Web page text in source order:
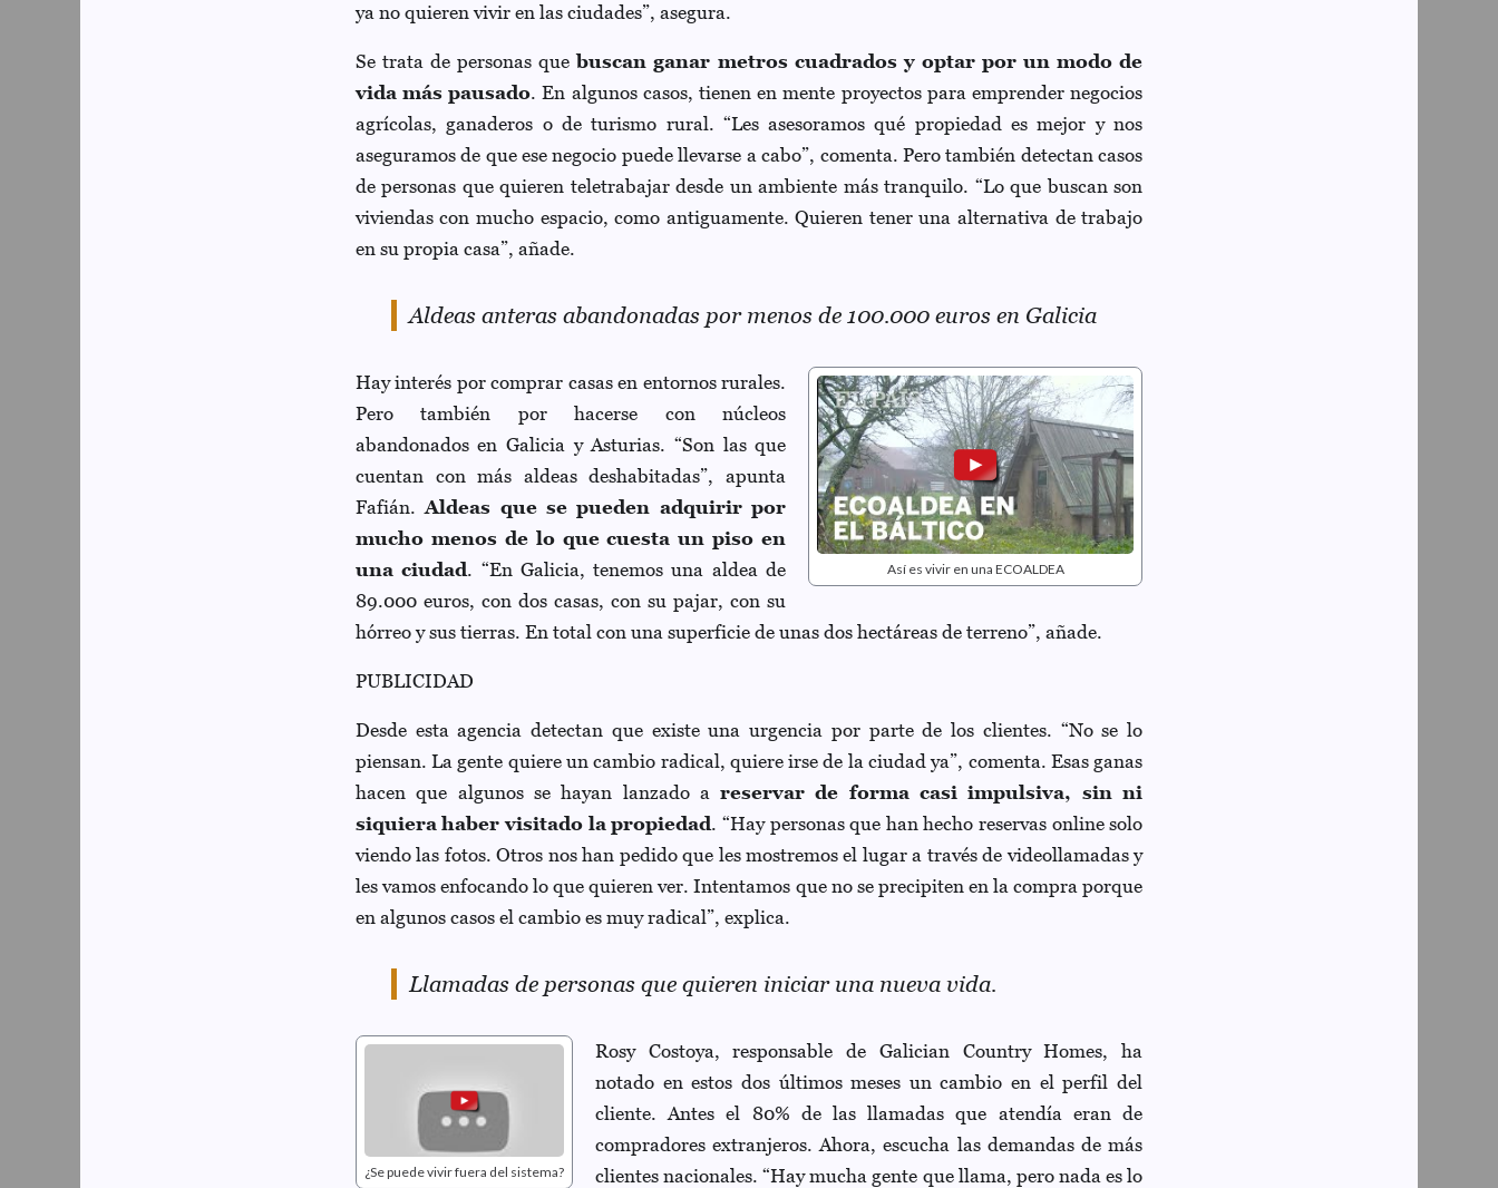
ya no quieren vivir en las ciudades”, asegura.
Se trata de personas quebuscan ganar metros cuadrados y optar por un modo de
vida más pausado. En algunos casos, tienen en mente proyectos para emprender negocios
agrícolas, ganaderos o de turismo rural. “Les asesoramos qué propiedad es mejor y nos
aseguramos de que ese negocio puede llevarse a cabo”, comenta. Pero también detectan casos
de personas que quieren teletrabajar desde un ambiente más tranquilo. “Lo que buscan son
viviendas con mucho espacio, como antiguamente. Quieren tener una alternativa de trabajo
en su propia casa”, añade.
Aldeas anteras abandonadas por menos de 100.000 euros en Galicia
Así es vivir en una ECOALDEA
Hay interés por comprar casas en entornos rurales.
Pero también por hacerse con núcleos
abandonados en Galicia y Asturias. “Son las que
cuentan con más aldeas deshabitadas”, apunta
Fafián.Aldeas que se pueden adquirir por
mucho menos de lo que cuesta un piso en
una ciudad. “En Galicia, tenemos una aldea de
89.000 euros, con dos casas, con su pajar, con su
hórreo y sus tierras. En total con una superficie de unas dos hectáreas de terreno”, añade.
PUBLICIDAD
Desde esta agencia detectan que existe una urgencia por parte de los clientes. “No se lo
piensan. La gente quiere un cambio radical, quiere irse de la ciudad ya”, comenta. Esas ganas
hacen que algunos se hayan lanzado areservar de forma casi impulsiva, sin ni
siquiera haber visitado la propiedad. “Hay personas que han hecho reservas online solo
viendo las fotos. Otros nos han pedido que les mostremos el lugar a través de videollamadas y
les vamos enfocando lo que quieren ver. Intentamos que no se precipiten en la compra porque
en algunos casos el cambio es muy radical”, explica.
Llamadas de personas que quieren iniciar una nueva vida.
¿Se puede vivir fuera del sistema?
Rosy Costoya, responsable de Galician Country Homes, ha
notado en estos dos últimos meses un cambio en el perfil del
cliente. Antes el 80% de las llamadas que atendía eran de
compradores extranjeros. Ahora, escucha las demandas de más
clientes nacionales. “Hay mucha gente que llama, pero nada es lo